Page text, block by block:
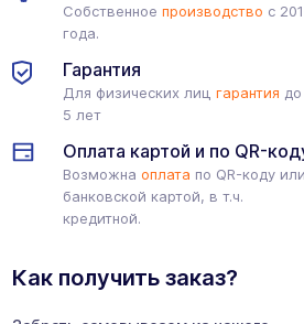
Собственноепроизводство с
года.
Гарантия
Для физических лицгарантия до
5 лет
Оплата картой и по QR-
Возможнаоплата по QR-коду или
банковской картой, в т.ч.
кредитной.
Как получить заказ?